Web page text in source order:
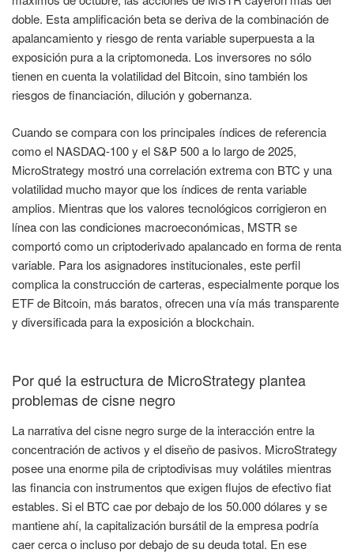
doble. Esta amplificación beta se deriva de la combinación de
apalancamiento y riesgo de renta variable superpuesta a la
exposición pura a la criptomoneda. Los inversores no sólo
tienen en cuenta la volatilidad del Bitcoin, sino también los
riesgos de financiación, dilución y gobernanza.
Cuando se compara con los principales índices de referencia
como el NASDAQ-100 y el S&P 500 a lo largo de 2025,
MicroStrategy mostró una correlación extrema con BTC y una
volatilidad mucho mayor que los índices de renta variable
amplios. Mientras que los valores tecnológicos corrigieron en
línea con las condiciones macroeconómicas, MSTR se
comportó como un criptoderivado apalancado en forma de renta
variable. Para los asignadores institucionales, este perfil
complica la construcción de carteras, especialmente porque los
ETF de Bitcoin, más baratos, ofrecen una vía más transparente
y diversificada para la exposición a blockchain.
Por qué la estructura de MicroStrategy plantea
problemas de cisne negro
La narrativa del cisne negro surge de la interacción entre la
concentración de activos y el diseño de pasivos. MicroStrategy
posee una enorme pila de criptodivisas muy volátiles mientras
las financia con instrumentos que exigen flujos de efectivo fiat
estables. Si el BTC cae por debajo de los 50.000 dólares y se
mantiene ahí, la capitalización bursátil de la empresa podría
caer cerca o incluso por debajo de su deuda total. En ese